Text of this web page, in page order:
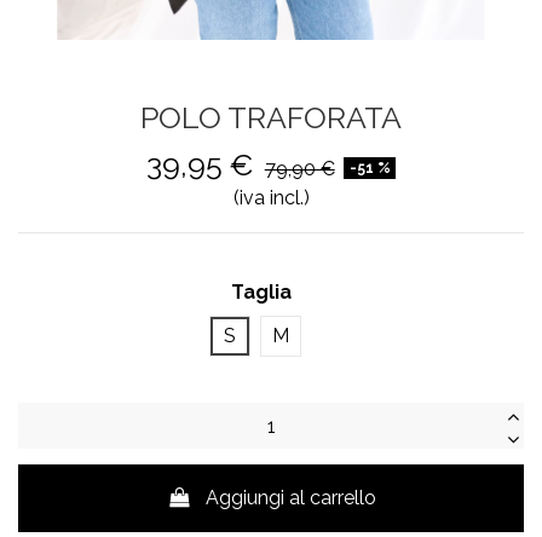
POLO TRAFORATA
39,95 € 79,90 € -51 %
(iva incl.)
Taglia
S
M
Aggiungi al carrello